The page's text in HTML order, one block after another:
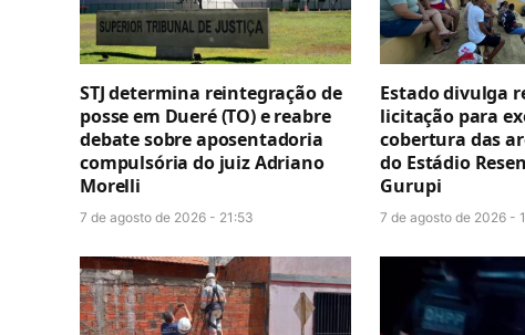
STJ determina reintegração de
posse em Dueré (TO) e reabre
debate sobre aposentadoria
compulsória do juiz Adriano
Morelli
7 de agosto de 2026 - 21:53
Estado divulga
licitação para
cobertura das
do Estádio
Gurupi
7 de agosto de 2026 -